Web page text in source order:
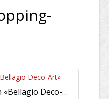
Rosa Glasblume klein «Bellagio Deco-Art»